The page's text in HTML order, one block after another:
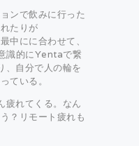
ンで飲みに行った
たりが
中にに合わせて、
識的にYentaで繋
、自分で人の輪を
ている。
れてくる。なん
？リモート疲れも